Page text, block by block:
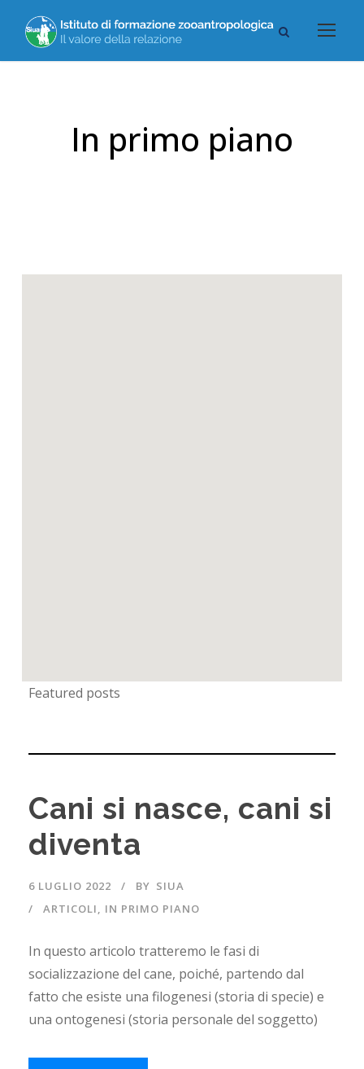
In primo piano
Featured posts
Cani si nasce, cani si
diventa
6 LUGLIO 2022 BY SIUA
ARTICOLI, IN PRIMO PIANO
In questo articolo tratteremo le fasi di
socializzazione del cane, poiché, partendo dal
fatto che esiste una filogenesi (storia di specie) e
una ontogenesi (storia personale del soggetto)